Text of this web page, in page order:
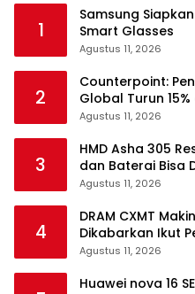
1
Samsung
Smart Glasses
Agustus 11, 2026
2
Counterpoint:
Global Turun
Agustus 11, 2026
3
HMD Asha 305
dan Baterai Bisa
Agustus 11, 2026
4
DRAM CXMT
Dikabarkan Ikut
Agustus 11, 2026
Huawei nova 16